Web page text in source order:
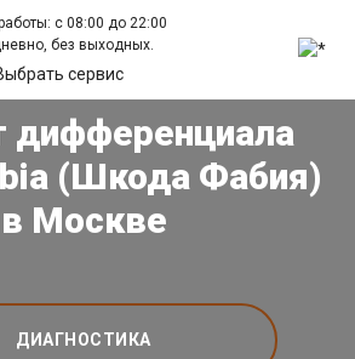
с 08:00 до 22:00
без выходных.
сервис
дифференциала
(Шкода Фабия)
в Москве
ДИАГНОСТИКА